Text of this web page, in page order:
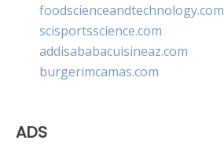
foodscienceandtechnology.com
scisportsscience.com
addisababacuisineaz.com
burgerimcamas.com
ADS